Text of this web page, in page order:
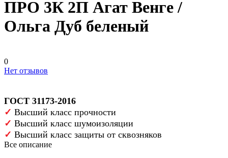
ПРО 3К 2П Агат Венге /
Ольга Дуб беленый
0
Нет отзывов
ГОСТ 31173-2016
✓ Высший класс прочности
✓ Высший класс шумоизоляции
✓ Высший класс защиты от сквозняков
Все описание